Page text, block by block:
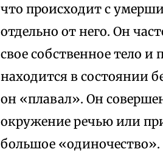
что происходит с
отдельно от него. Он
свое собственное тело
находится в состоянии
он «плавал». Он
окружение речью или
большое